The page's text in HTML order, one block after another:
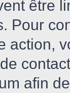
être
Pour
action,
afin